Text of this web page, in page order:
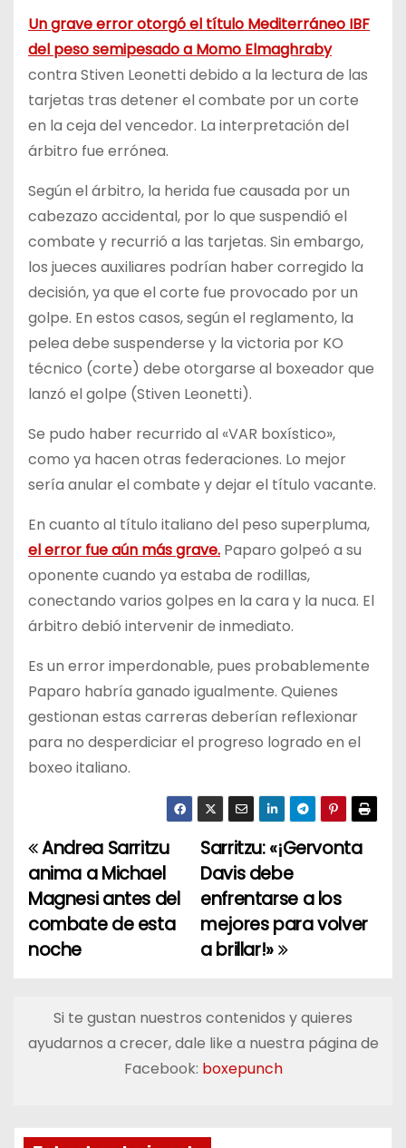
Un grave error otorgó el título Mediterráneo IBF
del peso semipesado a Momo Elmaghraby
contra Stiven Leonetti debido a la lectura de las
tarjetas tras detener el combate por un corte
en la ceja del vencedor. La interpretación del
árbitro fue errónea.
Según el árbitro, la herida fue causada por un
cabezazo accidental, por lo que suspendió el
combate y recurrió a las tarjetas. Sin embargo,
los jueces auxiliares podrían haber corregido la
decisión, ya que el corte fue provocado por un
golpe. En estos casos, según el reglamento, la
pelea debe suspenderse y la victoria por KO
técnico (corte) debe otorgarse al boxeador que
lanzó el golpe (Stiven Leonetti).
Se pudo haber recurrido al «VAR boxístico»,
como ya hacen otras federaciones. Lo mejor
sería anular el combate y dejar el título vacante.
En cuanto al título italiano del peso superpluma,
el error fue aún más grave. Paparo golpeó a su
oponente cuando ya estaba de rodillas,
conectando varios golpes en la cara y la nuca. El
árbitro debió intervenir de inmediato.
Es un error imperdonable, pues probablemente
Paparo habría ganado igualmente. Quienes
gestionan estas carreras deberían reflexionar
para no desperdiciar el progreso logrado en el
boxeo italiano.
N
a
v
a
Sarritzu: «¡Gervonta
Davis debe
enfrentarse a los
mejores para volver
a brillar!»
Andrea Sarritzu
anima a Michael
Magnesi antes del
combate de esta
noche
Si te gustan nuestros contenidos y quieres
ayudarnos a crecer, dale like a nuestra página de
Facebook: boxepunch